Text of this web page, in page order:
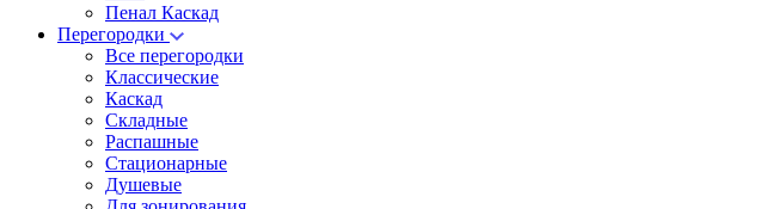
Пенал Каскад
Перегородки
Все перегородки
Классические
Каскад
Складные
Распашные
Стационарные
Душевые